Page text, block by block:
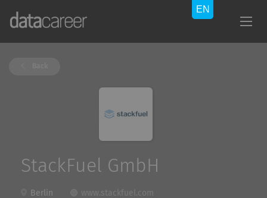
StackFuel GmbH
Berlin www.stackfuel.com